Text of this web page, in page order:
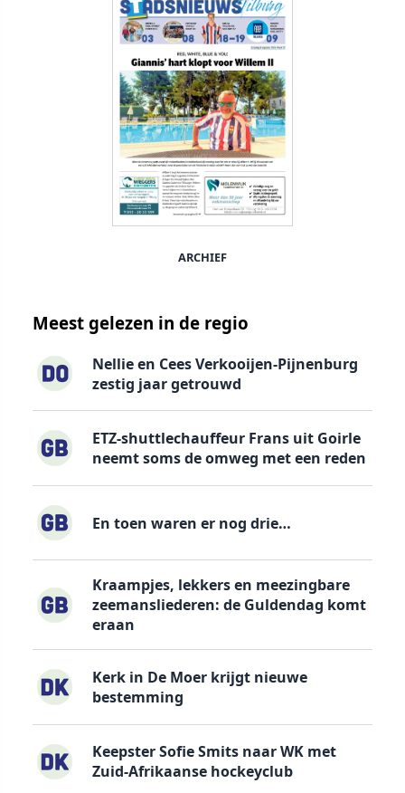
ARCHIEF
Meest gelezen in de regio
Nellie en Cees Verkooijen-Pijnenburg
zestig jaar getrouwd
ETZ-shuttlechauffeur Frans uit Goirle
neemt soms de omweg met een reden
En toen waren er nog drie…
Kraampjes, lekkers en meezingbare
zeemansliederen: de Guldendag komt
eraan
Kerk in De Moer krijgt nieuwe
bestemming
Keepster Sofie Smits naar WK met
Zuid-Afrikaanse hockeyclub